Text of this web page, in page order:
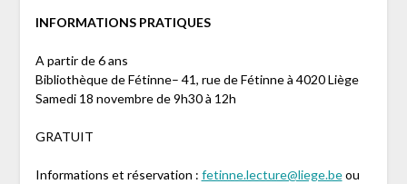
INFORMATIONS PRATIQUES
A partir de 6 ans
Bibliothèque de Fétinne– 41, rue de Fétinne à 4020 Liège
Samedi 18 novembre de 9h30 à 12h
GRATUIT
Informations et réservation : fetinne.lecture@liege.beou